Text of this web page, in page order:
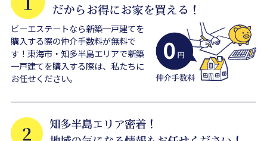
ビーエステートなら新築一戸建てを
購入する際の仲介手数料が無料で
す！東海市・知多半島エリアで新築
一戸建てを購入する際は、私たちに
お任せください。